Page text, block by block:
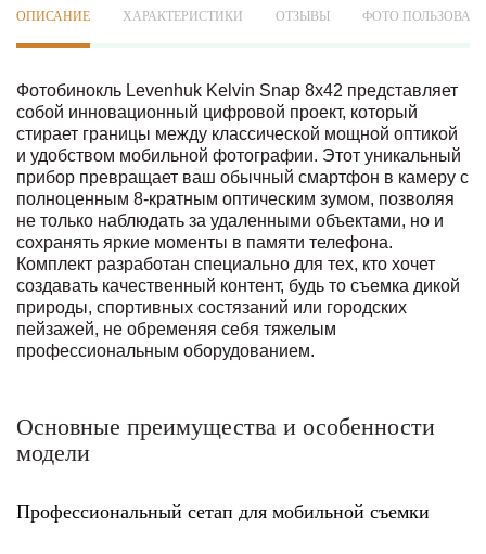
ОПИСАНИЕ ХАРАКТЕРИСТИКИ ОТЗЫВЫ ФОТО
Фотобинокль Levenhuk Kelvin Snap 8x42 представляет
собой инновационный цифровой проект, который
стирает границы между классической мощной оптикой
и удобством мобильной фотографии. Этот уникальный
прибор превращает ваш обычный смартфон в камеру с
полноценным 8-кратным оптическим зумом, позволяя
не только наблюдать за удаленными объектами, но и
сохранять яркие моменты в памяти телефона.
Комплект разработан специально для тех, кто хочет
создавать качественный контент, будь то съемка дикой
природы, спортивных состязаний или городских
пейзажей, не обременяя себя тяжелым
профессиональным оборудованием.
Основные преимущества и особенности
модели
Профессиональный сетап для мобильной съемки